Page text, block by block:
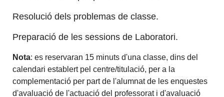
Resolució dels problemas de classe.
Preparació de les sessions de Laboratori.
Nota: es reservaran 15 minuts d'una classe, dins del
calendari establert pel centre/titulació, per a la
complementació per part de l'alumnat de les enquestes
d'avaluació de l'actuació del professorat i d'avaluació